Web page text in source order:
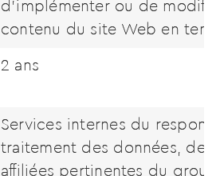
d’implémenter ou de
contenu du site Web en
2 ans
Services internes du
traitement des données, des
affiliées pertinentes du